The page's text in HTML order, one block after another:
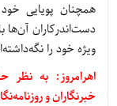
همچنان پویایی
دست‌اندرکاران
ویژه خود را
اهرامروز: به نظر
خبرنگاران و